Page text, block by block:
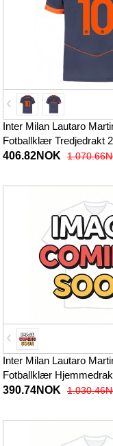
Inter Milan Lautaro
Fotballklær Tredjedrakt
Kortermet
406.82NOK
Inter Milan Lautaro
Fotballklær
27 Kortermet (+ korte
390.74NOK